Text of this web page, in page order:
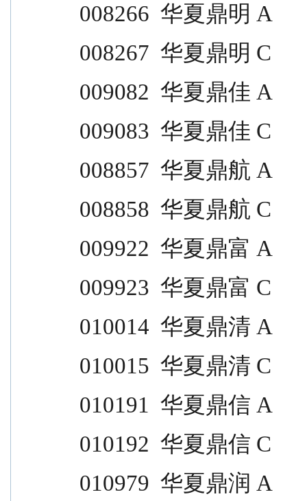
008266  华夏鼎明 A
008267  华夏鼎明 C
009082  华夏鼎佳 A
009083  华夏鼎佳 C
008857  华夏鼎航 A
008858  华夏鼎航 C
009922  华夏鼎富 A
009923  华夏鼎富 C
010014  华夏鼎清 A
010015  华夏鼎清 C
010191  华夏鼎信 A
010192  华夏鼎信 C
010979  华夏鼎润 A